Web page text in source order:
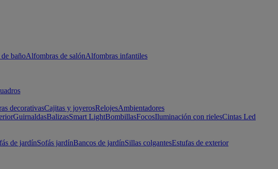
bañoAlfombras de salónAlfombras infantiles
decorativasCajitas y joyerosRelojesAmbientadores
GuirnaldasBalizasSmart LightBombillasFocosIluminación con rielesCintas Led
de jardínSofás jardínBancos de jardínSillas colgantesEstufas de exterior